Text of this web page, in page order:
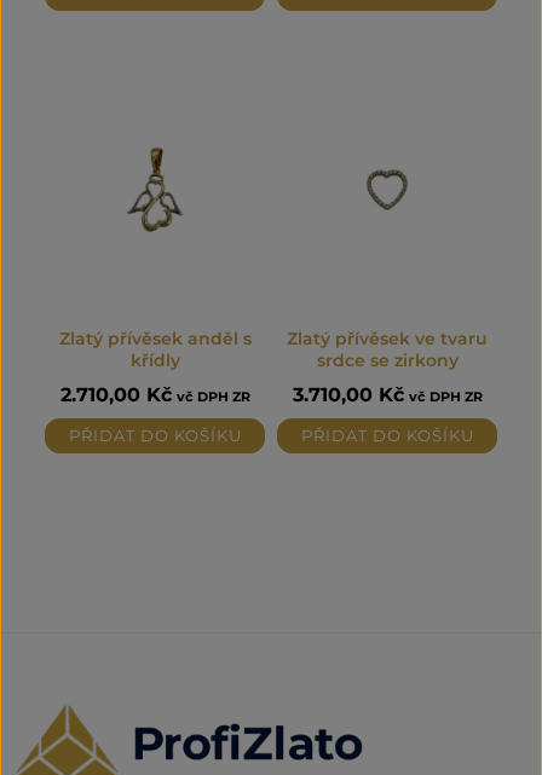
Zlatý přívěsek anděl s
křídly
2.710,00 Kč vč DPH ZR
PŘIDAT DO KOŠÍKU
Zlatý přívěsek ve tvaru
srdce se zirkony
3.710,00 Kč vč DPH ZR
PŘIDAT DO KOŠÍKU